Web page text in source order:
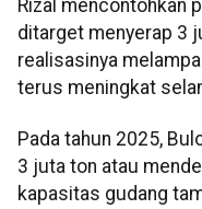
Rizal mencontohkan
ditarget menyerap 3
realisasinya
terus meningkat
Pada tahun 2025,
3 juta ton atau
kapasitas gudang